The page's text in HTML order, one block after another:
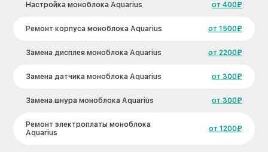
Настройка моноблока Aquarius от 400₽
Ремонт корпуса моноблока Aquarius от 1500₽
Замена дисплея моноблока Aquarius от 2200₽
Замена датчика моноблока Aquarius от 300₽
Замена шнура моноблока Aquarius от 300₽
Ремонт электроплаты моноблока
Aquarius
от 1200₽